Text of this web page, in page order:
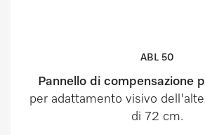
ABL 50
Pannello di compensazione
per adattamento visivo
di 72 cm.